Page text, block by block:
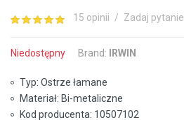
15 opinii / Zadaj pytanie
Niedostępny Brand: IRWIN
Typ: Ostrze łamane
Materiał: Bi-metaliczne
Kod producenta: 10507102